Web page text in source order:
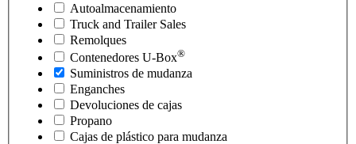
Autoalmacenamiento
Truck and Trailer Sales
Remolques
Contenedores U-Box®
Suministros de mudanza
Enganches
Devoluciones de cajas
Propano
Cajas de plástico para mudanza